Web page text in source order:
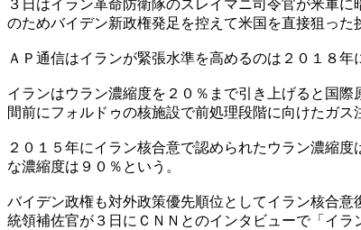
３日はイラン革命防衛隊のスレイマニ司令官が米軍
のためバイデン新政権発足を控えて米国を直接狙っ
ＡＰ通信はイランが緊張水準を高めるのは２０１８
イランはウラン濃縮度を２０％まで引き上げると国
間前にフォルドゥの核施設で前処理段階に向けたガ
２０１５年にイラン核合意で認められたウラン濃縮
な濃縮度は９０％という。
バイデン政権も対外政策優先順位としてイラン核合
統領補佐官が３日にＣＮＮとのインタビューで「イ